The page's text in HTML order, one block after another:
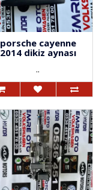
porsche cayenne
2014 dikiz aynası
..